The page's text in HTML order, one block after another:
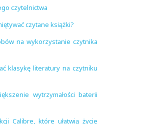
czytelnictwa
czytane książki?
na wykorzystanie czytnika
klasykę literatury na czytniku
wytrzymałości baterii
Calibre, które ułatwią życie